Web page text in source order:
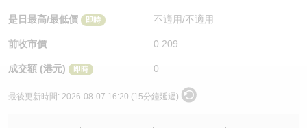
是日最高/最低價 即時 不適用/不適用
前收市價 0.209
成交額 (港元) 即時 0
最後更新時間: 2026-08-07 16:20 (15分鐘延遲)
認股證/牛熊證日誌
認股證文件及公告
牛熊證到期結算價查詢
牛熊證分析儀
中資ETFs溢價比較
AH 股價對照